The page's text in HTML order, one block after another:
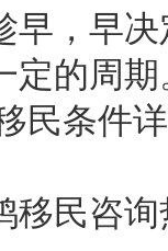
早，早
定的周
民条件
移民咨